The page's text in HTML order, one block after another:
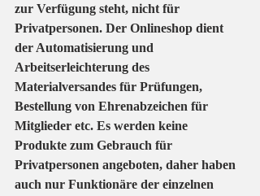
zur Verfügung steht, nicht für
Privatpersonen. Der Onlineshop dient
der Automatisierung und
Arbeitserleichterung des
Materialversandes für Prüfungen,
Bestellung von Ehrenabzeichen für
Mitglieder etc. Es werden keine
Produkte zum Gebrauch für
Privatpersonen angeboten, daher haben
auch nur Funktionäre der einzelnen